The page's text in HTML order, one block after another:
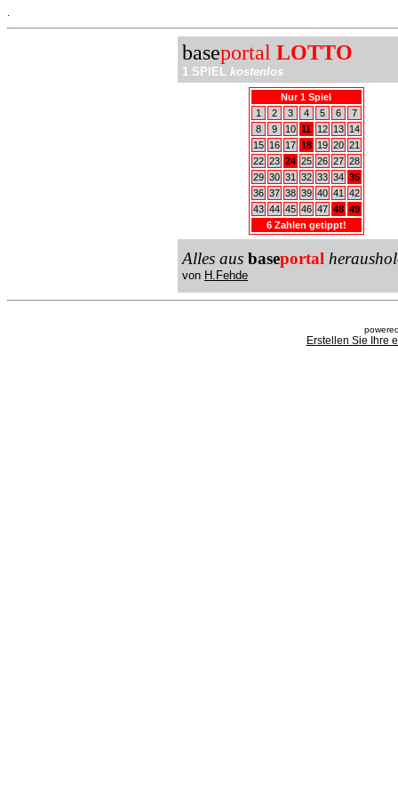
baseportal LOTTO
1 SPIEL kostenlos
Nur 1 Spiel
1
2 3 4 5 6
7
8
9 10 11 12 13
14
15
16 17 18 19 20 21
22 23 24 25 26 27 28
29 30 31 32 33 34 35
36 37 38 39 40 41
42
43 44 45 46 47 48 49
6 Zahlen getippt!
Alles aus baseportal
von H.Fehde
Erstellen Sie Ihre